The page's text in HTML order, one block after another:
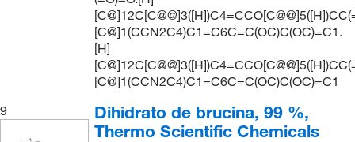
[C@]1(CCN2C4)C1=C6C=C(OC)C(OC)=C1.
[H]
[C@]1(CCN2C4)C1=C6C=C(OC)C(OC)=C1
9
Dihidrato de brucina, 99 %,
Thermo Scientific Chemicals